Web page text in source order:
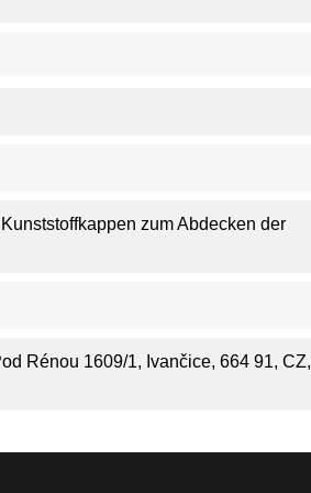
zum Abdecken der
Rénou 1609/1, Ivančice, 664 91, CZ,